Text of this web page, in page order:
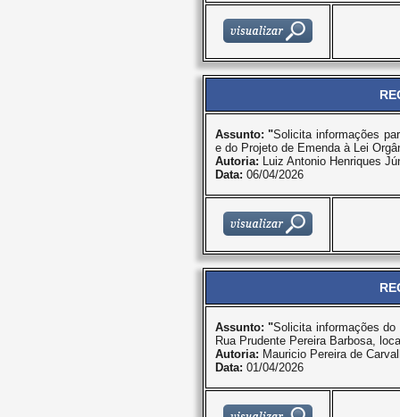
Assunto: "Solicita informações
e do Projeto de Emenda à Lei
Autoria: Luiz Antonio Henriques
Data: 06/04/2026
Assunto: "Solicita informações
Rua Prudente Pereira Barbosa,
Autoria: Mauricio Pereira de
Data: 01/04/2026